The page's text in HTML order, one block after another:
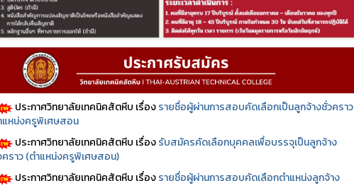
ประกาศวิทยาลัยเทคนิคสัตหีบ เรื่องรายชื่อผู้ผ่านการสอบคัดเลือกเป็นลูกจ้างชั่วคราว
แหน่งครูพิเศษสอน
ประกาศวิทยาลัยเทคนิคสัตหีบ เรื่องรับสมัครคัดเลือกบุคคลเพื่อบรรจุเป็นลูกจ้าง
คราว (ตำแหน่งครูพิเศษสอน)
ประกาศวิทยาลัยเทคนิคสัตหีบ เรื่องรายชื่อผู้ผ่านการสอบคัดเลือกตำแหน่งลูกจ้าง